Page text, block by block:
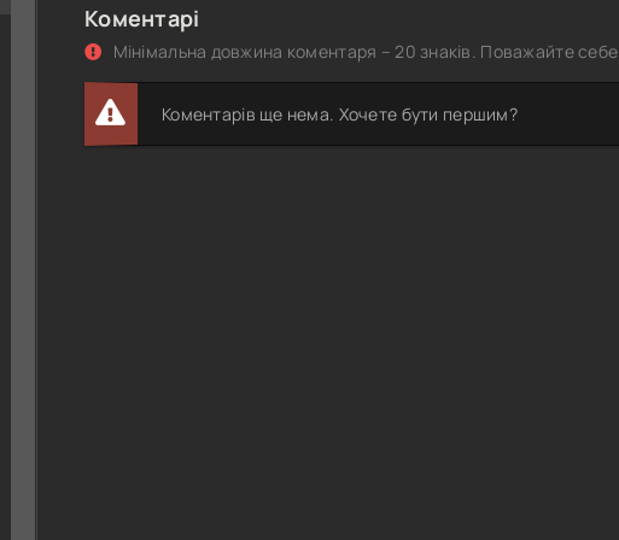
Коментарі
Мінімальна довжина коментаря – 20 знаків. Поважайте себе
Коментарів ще нема. Хочете бути першим?